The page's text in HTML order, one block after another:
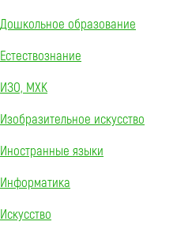
Дошкольное образование
Естествознание
ИЗО, МХК
Изобразительное искусство
Иностранные языки
Информатика
Искусство